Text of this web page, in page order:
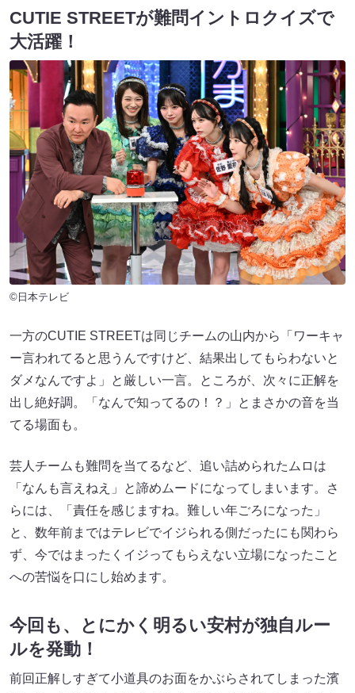
CUTIE STREETが難問イントロクイズで
大活躍！
©日本テレビ
一方のCUTIE STREETは同じチームの山内から「ワーキャ
ー言われてると思うんですけど、結果出してもらわないと
ダメなんですよ」と厳しい一言。ところが、次々に正解を
出し絶好調。「なんで知ってるの！？」とまさかの音を当
てる場面も。
芸人チームも難問を当てるなど、追い詰められたムロは
「なんも言えねえ」と諦めムードになってしまいます。さ
らには、「責任を感じますね。難しい年ごろになった」
と、数年前まではテレビでイジられる側だったにも関わら
ず、今ではまったくイジってもらえない立場になったこと
への苦悩を口にし始めます。
今回も、とにかく明るい安村が独自ルー
ルを発動！
前回正解しすぎて小道具のお面をかぶらされてしまった濱